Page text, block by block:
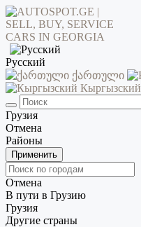
Русский
ქართული
Кыргызский
Грузия
Отмена
Районы
Применить
Отмена
В пути в Грузию
Грузия
Другие страны